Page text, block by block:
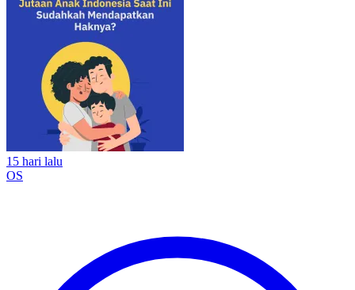
15 hari lalu
OS